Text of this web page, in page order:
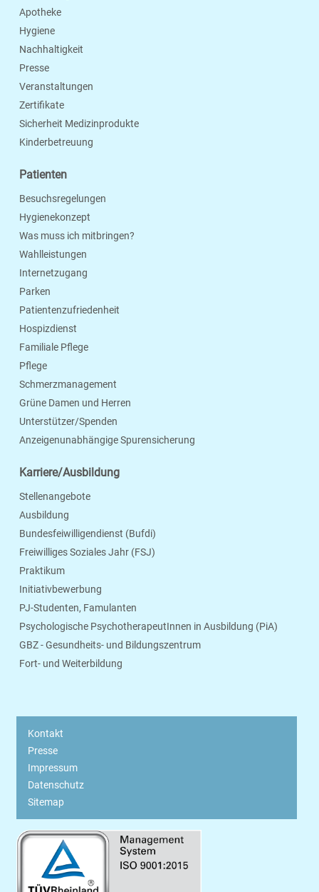
Apotheke
Hygiene
Nachhaltigkeit
Presse
Veranstaltungen
Zertifikate
Sicherheit Medizinprodukte
Kinderbetreuung
Patienten
Besuchsregelungen
Hygienekonzept
Was muss ich mitbringen?
Wahlleistungen
Internetzugang
Parken
Patientenzufriedenheit
Hospizdienst
Familiale Pflege
Pflege
Schmerzmanagement
Grüne Damen und Herren
Unterstützer/Spenden
Anzeigenunabhängige Spurensicherung
Karriere/Ausbildung
Stellenangebote
Ausbildung
Bundesfeiwilligendienst (Bufdi)
Freiwilliges Soziales Jahr (FSJ)
Praktikum
Initiativbewerbung
PJ-Studenten, Famulanten
Psychologische PsychotherapeutInnen in Ausbildung (PiA)
GBZ - Gesundheits- und Bildungszentrum
Fort- und Weiterbildung
Kontakt
Presse
Impressum
Datenschutz
Sitemap